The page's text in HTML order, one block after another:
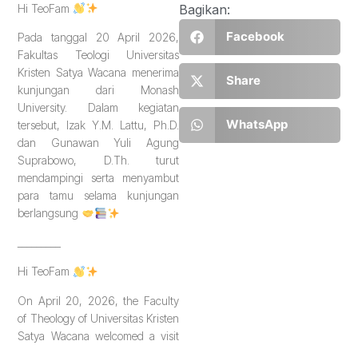
Hi TeoFam
Pada tanggal 20 April 2026,
Fakultas Teologi Universitas
Kristen Satya Wacana menerima
kunjungan dari Monash
University. Dalam kegiatan
tersebut, Izak Y.M. Lattu, Ph.D.
dan Gunawan Yuli Agung
Suprabowo, D.Th. turut
mendampingi serta menyambut
para tamu selama kunjungan
berlangsung
Hi TeoFam
On April 20, 2026, the Faculty
of Theology of Universitas Kristen
Satya Wacana welcomed a visit
Bagikan:
Facebook
Share
WhatsApp